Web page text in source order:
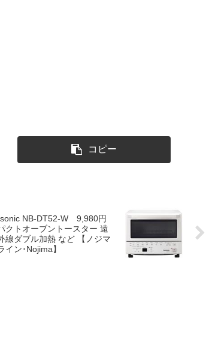
コピー
NB-DT52-W 9,980円
クトオーブントースター 遠
線ダブル加熱 など 【ノジマ
イン･Nojima】